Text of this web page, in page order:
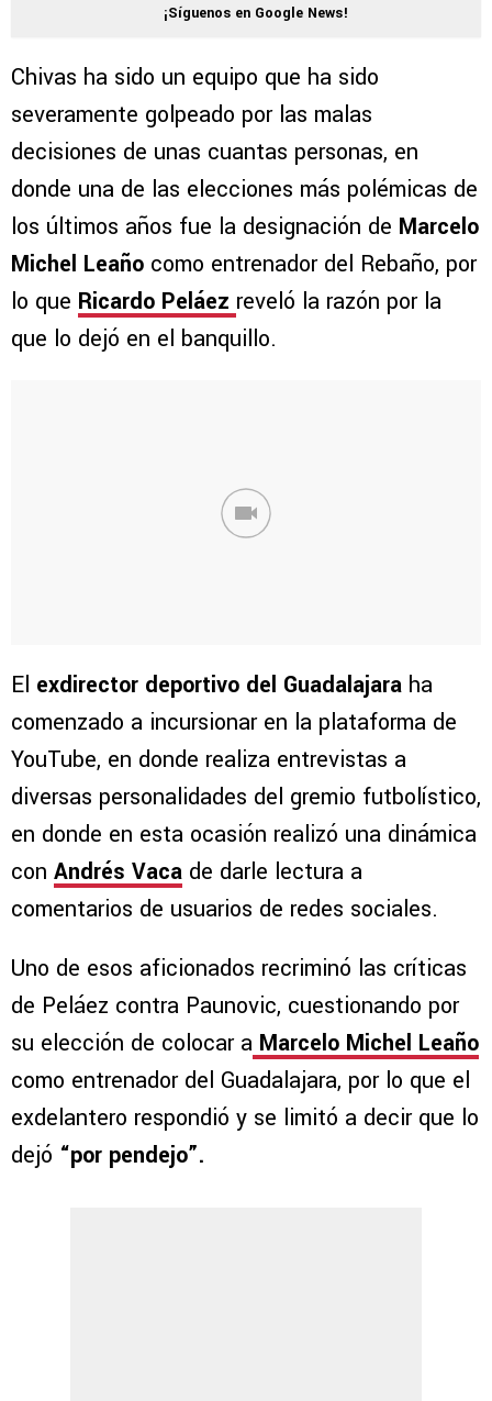
¡Síguenos en Google News!
Chivas ha sido un equipo que ha sido
severamente golpeado por las malas
decisiones de unas cuantas personas, en
donde una de las elecciones más polémicas de
los últimos años fue la designación de Marcelo
Michel Leaño como entrenador del Rebaño, por
lo que Ricardo Peláez reveló la razón por la
que lo dejó en el banquillo.
El exdirector deportivo del Guadalajara ha
comenzado a incursionar en la plataforma de
YouTube, en donde realiza entrevistas a
diversas personalidades del gremio futbolístico,
en donde en esta ocasión realizó una dinámica
con Andrés Vaca de darle lectura a
comentarios de usuarios de redes sociales.
Uno de esos aficionados recriminó las críticas
de Peláez contra Paunovic, cuestionando por
su elección de colocar a Marcelo Michel Leaño
como entrenador del Guadalajara, por lo que el
exdelantero respondió y se limitó a decir que lo
dejó “por pendejo”.